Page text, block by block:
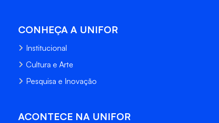
CONHEÇA A UNIFOR
Institucional
Cultura e Arte
Pesquisa e Inovação
ACONTECE NA UNIFOR